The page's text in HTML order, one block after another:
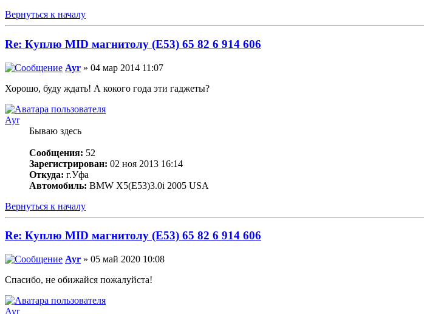
Вернуться к началу
Re: Куплю MID магнитолу (E53) 65 82 6 914 606
Ayr » 04 мар 2014 11:07
Хорошо, буду ждать! А кокого года эти гаджеты?
Ayr
Бываю здесь
Сообщения: 52
Зарегистрирован: 02 ноя 2013 16:14
Откуда: г.Уфа
Автомобиль: BMW X5(E53)3.0i 2005 USA
Вернуться к началу
Re: Куплю MID магнитолу (E53) 65 82 6 914 606
Ayr » 05 май 2020 10:08
Спасибо, не обижайся пожалуйста!
Ayr